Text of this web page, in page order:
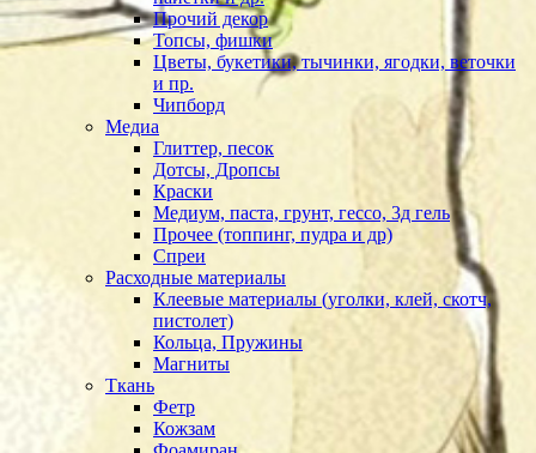
Прочий декор
Топсы, фишки
Цветы, букетики, тычинки, ягодки, веточки
и пр.
Чипборд
Медиа
Глиттер, песок
Дотсы, Дропсы
Краски
Медиум, паста, грунт, гессо, 3д гель
Прочее (топпинг, пудра и др)
Спреи
Расходные материалы
Клеевые материалы (уголки, клей, скотч,
пистолет)
Кольца, Пружины
Магниты
Ткань
Фетр
Кожзам